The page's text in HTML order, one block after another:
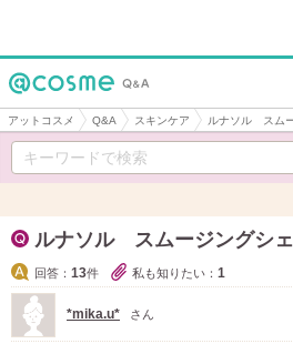
アットコスメ Q&A スキンケア ルナソル スム
ルナソル スムージングシ
回答： 13件 私も知りたい： 1
*mika.u* さん